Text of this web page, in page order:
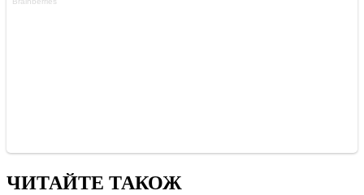
ЧИТАЙТЕ ТАКОЖ